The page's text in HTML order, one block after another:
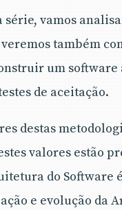
vamos
veremos também
um
de aceitação.
destas
valores estão
do Software
e evolução da